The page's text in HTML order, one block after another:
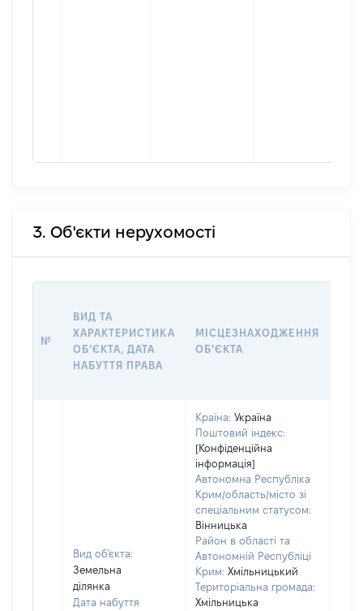
3. Об'єкти нерухомості
№
ВИД ТА
ХАРАКТЕРИСТИКА
ОБʼЄКТА, ДАТА
НАБУТТЯ ПРАВА
МІСЦЕЗНАХОДЖЕННЯ
ОБʼЄКТА
Вид об'єкта:
Земельна
ділянка
Дата набуття
Країна: Україна
Поштовий індекс:
[Конфіденційна
інформація]
Автономна Республіка
Крим/область/місто зі
спеціальним статусом:
Вінницька
Район в області та
Автономній Республіці
Крим: Хмільницький
Територіальна громада:
Хмільницька